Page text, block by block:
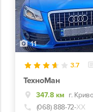
11
3.7
ТехноМан
347.8 км
(068) 888-72-ХХ